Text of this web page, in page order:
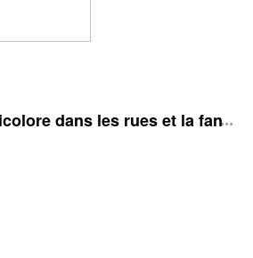
dans les rues et la fan zone